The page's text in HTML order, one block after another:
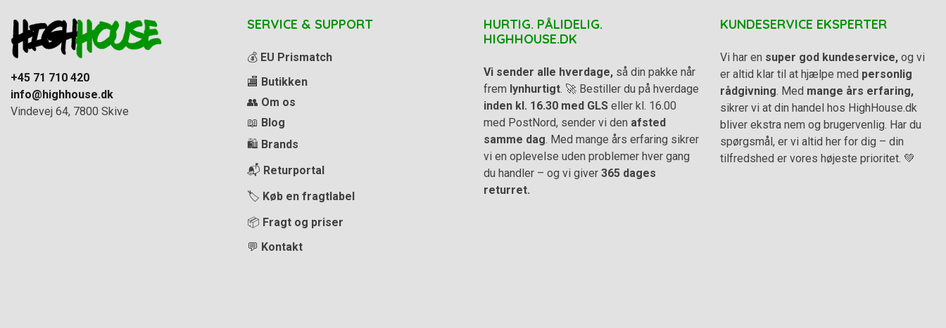
+45 71 710 420
info@highhouse.dk
Vindevej 64, 7800 Skive
SERVICE & SUPPORT
💰 EU Prismatch
🏬 Butikken
👥 Om os
📖 Blog
🛍️ Brands
📬 Returportal
🏷️ Køb en fragtlabel
📦 Fragt og priser
💬 Kontakt
HURTIG. PÅLIDELIG.
HIGHHOUSE.DK
Vi sender alle hverdage, så din pakke når
frem lynhurtigt. 🚀 Bestiller du på hverdage
inden kl. 16.30 med GLS eller kl. 16.00
med PostNord, sender vi den afsted
samme dag. Med mange års erfaring sikrer
vi en oplevelse uden problemer hver gang
du handler – og vi giver 365 dages
returret.
KUNDESERVICE EKSPERTER
Vi har en super god kundeservice, og vi
er altid klar til at hjælpe med personlig
rådgivning. Med mange års erfaring,
sikrer vi at din handel hos HighHouse.dk
bliver ekstra nem og brugervenlig. Har du
spørgsmål, er vi altid her for dig – din
tilfredshed er vores højeste prioritet. 💚